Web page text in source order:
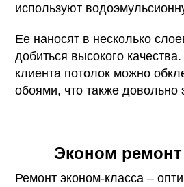
используют
Ее наносят в несколько
добиться высокого
клиента потолок можно
обоями, что также довольно
Эконом ремонт
Ремонт эконом-класса –